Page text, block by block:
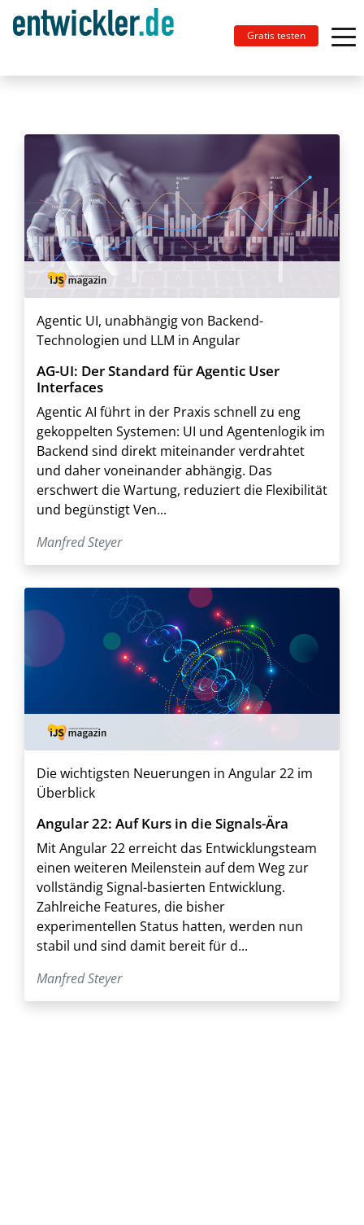
Gratis testen
Agentic UI, unabhängig von Backend-
Technologien und LLM in Angular
AG-UI: Der Standard für Agentic User
Interfaces
Agentic AI führt in der Praxis schnell zu eng
gekoppelten Systemen: UI und Agentenlogik im
Backend sind direkt miteinander verdrahtet
und daher voneinander abhängig. Das
erschwert die Wartung, reduziert die Flexibilität
und begünstigt Ven...
Manfred Steyer
Die wichtigsten Neuerungen in Angular 22 im
Überblick
Angular 22: Auf Kurs in die Signals-Ära
Mit Angular 22 erreicht das Entwicklungsteam
einen weiteren Meilenstein auf dem Weg zur
vollständig Signal-basierten Entwicklung.
Zahlreiche Features, die bisher
experimentellen Status hatten, werden nun
stabil und sind damit bereit für d...
Manfred Steyer